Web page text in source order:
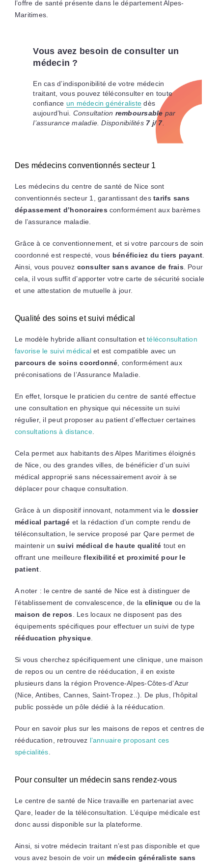
l’offre de santé présente dans le département Alpes-
Maritimes.
Vous avez besoin de consulter un
médecin ?
En cas d’indisponibilité de votre médecin
traitant, vous pouvez téléconsulter en toute
confiance un médecin généraliste dès
aujourd’hui. Consultation remboursable par
l’assurance maladie. Disponibilités 7 j/ 7.
Des médecins conventionnés secteur 1
Les médecins du centre de santé de Nice sont
conventionnés secteur 1, garantissant destarifs sans
dépassement d’honoraires conformément aux barèmes
de l’assurance maladie.
Grâce à ce conventionnement, et si votre parcours de soin
coordonné est respecté, vous bénéficiez du tiers payant
Ainsi, vous pouvez consulter sans avance de frais . Pour
cela, il vous suffit d’apporter votre carte de sécurité sociale
et une attestation de mutuelle à jour.
Qualité des soins et suivi médical
Le modèle hybride alliant consultation ettéléconsultation
favorise le suivi médicalet est compatible avec un
parcours de soins coordonné , conformément aux
préconisations de l’Assurance Maladie.
En effet, lorsque le praticien du centre de santé effectue
une consultation en physique qui nécessite un suivi
régulier, il peut proposer au patient d’effectuer certaines
consultations à distance.
Cela permet aux habitants des Alpes Maritimes éloignés
de Nice, ou des grandes villes, de bénéficier d’un suivi
médical approprié sans nécessairement avoir à se
déplacer pour chaque consultation.
Grâce à un dispositif innovant, notamment via le dossier
médical partagé et la rédaction d’un compte rendu de
téléconsultation, le service proposé par Qare permet de
maintenir unsuivi médical de haute qualité tout en
offrant une meilleureflexibilité et proximité pour le
patient
A noter : le centre de santé de Nice est à distinguer de
l’établissement de convalescence, de la clinique ou de la
maison de repos . Les locaux ne disposent pas des
équipements spécifiques pour effectuer un suivi de type
rééducation physique.
Si vous cherchez spécifiquement une clinique, une maison
de repos ou un centre de rééducation, il en existe
plusieurs dans la région Provence-Alpes-Côtes-d’Azur
(Nice, Antibes, Cannes, Saint-Tropez..). De plus, l’hôpital
public possède un pôle dédié à la rééducation.
Pour en savoir plus sur les maisons de repos et centres de
rééducation, retrouvez l’annuaire proposant ces
spécialités
Pour consulter un médecin sans rendez-vous
Le centre de santé de Nice travaille en partenariat avec
Qare, leader de la téléconsultation. L’équipe médicale est
donc aussi disponible sur la plateforme.
Ainsi, si votre médecin traitant n’est pas disponible et que
vous avez besoin de voir un médecin généraliste sans